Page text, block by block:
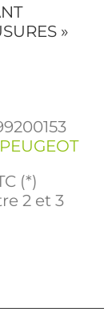
»
PEUGEOT
(*)
2 et 3